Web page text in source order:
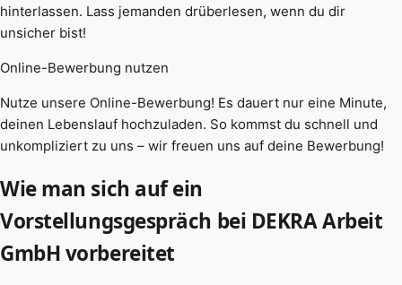
hinterlassen. Lass jemanden drüberlesen, wenn du dir
unsicher bist!
Online-Bewerbung nutzen
Nutze unsere Online-Bewerbung! Es dauert nur eine Minute,
deinen Lebenslauf hochzuladen. So kommst du schnell und
unkompliziert zu uns – wir freuen uns auf deine Bewerbung!
Wie man sich auf ein
Vorstellungsgespräch bei DEKRA Arbeit
GmbH vorbereitet